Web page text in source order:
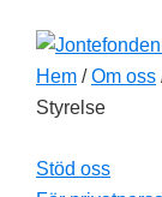
huvudnavigering
huvudinnehåll
sidfotHem /Om oss
Styrelse
Stöd oss